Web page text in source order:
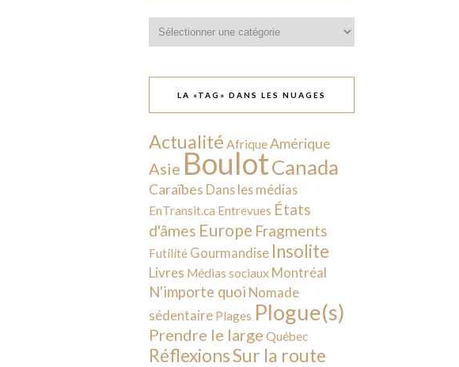
LA «TAG» DANS LES NUAGES
Actualité AfriqueAmérique
Asie BoulotCanada
Caraïbes Dans les médias
EnTransit.ca Entrevues États
d'âmes Europe Fragments
Futilité Gourmandise Insolite
Livres Médias sociaux Montréal
N'importe quoi Nomade
sédentaire Plages Plogue(s)
Prendre le large Québec
RéflexionsSur la route